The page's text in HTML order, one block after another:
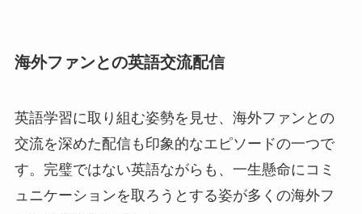
海外ファンとの英語交流配信
英語学習に取り組む姿勢を見せ、海外ファンとの
交流を深めた配信も印象的なエピソードの一つで
す。完璧ではない英語ながらも、一生懸命にコミ
ュニケーションを取ろうとする姿が多くの海外フ